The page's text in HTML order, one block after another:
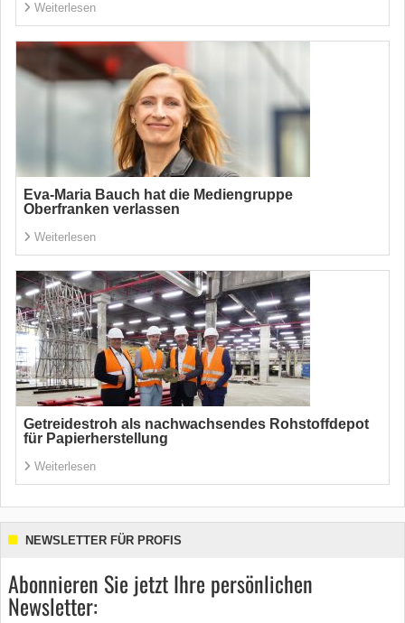
Weiterlesen
Eva-Maria Bauch hat die Mediengruppe
Oberfranken verlassen
Weiterlesen
Getreidestroh als nachwachsendes Rohstoffdepot
für Papierherstellung
Weiterlesen
NEWSLETTER FÜR PROFIS
Abonnieren Sie jetzt Ihre persönlichen
Newsletter: